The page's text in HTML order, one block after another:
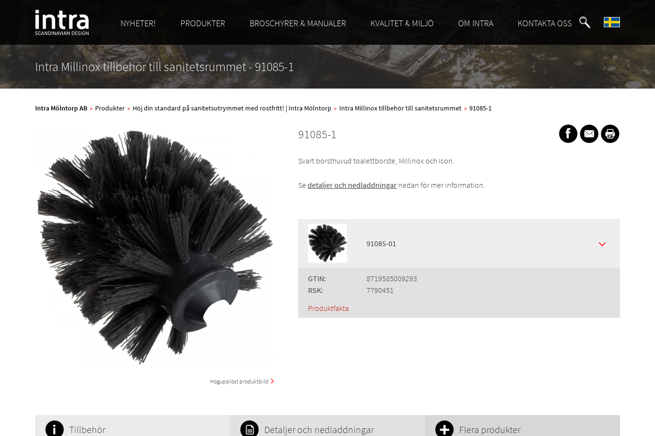
NYHETER! PRODUKTER BROSCHYRER & MANUALER KVALITET & MILJÖ OM INTRA KONTAKTA OSS
Intra Millinox tillbehör till sanitetsrummet - 91085-1
Intra Mölntorp AB » Produkter » Höj din standard på sanitetsutrymmet med rostfritt! | Intra Mölntorp » Intra Millinox tillbehör till sanitetsrummet » 91085-1
Högupplöst produktbild
91085-1
Svart borsthuvud toalettborste, Millinox och Icon.
Se detaljer och nedladdningar nedan för mer information.
91085-01
GTIN:
8719585009293
RSK:
7790451
Produktfakta
Tillbehör Detaljer och nedladdningar Flera produkter